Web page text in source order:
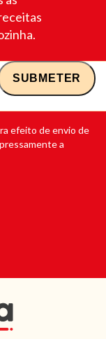
efeito de envio de
a